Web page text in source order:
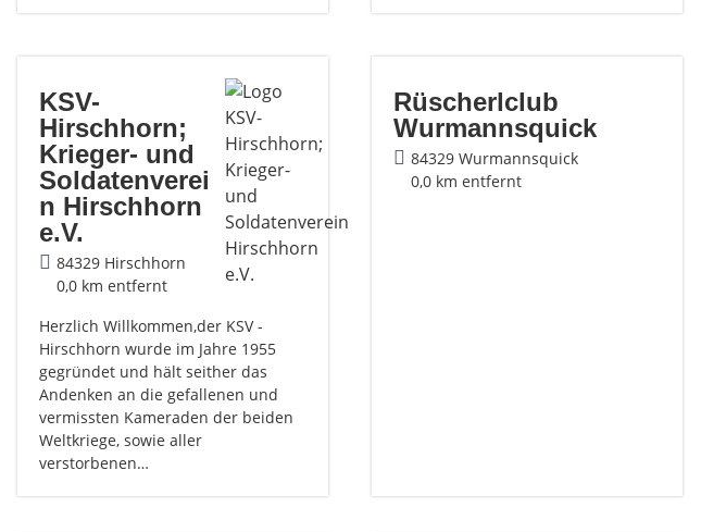
KSV-
Hirschhorn;
Krieger- und
Soldatenverei
n Hirschhorn
e.V.
84329 Hirschhorn
0,0 km entfernt
Herzlich Willkommen,der KSV -
Hirschhorn wurde im Jahre 1955
gegründet und hält seither das
Andenken an die gefallenen und
vermissten Kameraden der beiden
Weltkriege, sowie aller
verstorbenen…
Rüscherlclub
Wurmannsquick
84329 Wurmannsquick
0,0 km entfernt